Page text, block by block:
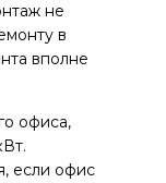
не
в
вполне
офиса,
если офис